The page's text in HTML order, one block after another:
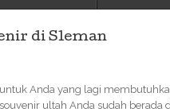
di Sleman
Anda yang lagi
ultah Anda sudah berada